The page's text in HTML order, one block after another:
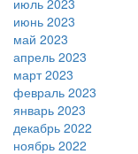
июль 2023
июнь 2023
май 2023
апрель 2023
март 2023
февраль 2023
январь 2023
декабрь 2022
ноябрь 2022